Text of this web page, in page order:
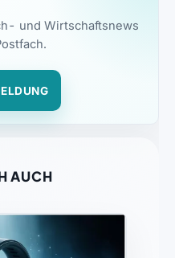
und Wirtschaftsnews
AUCH